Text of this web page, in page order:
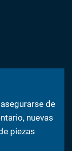
de
nuevas
piezas